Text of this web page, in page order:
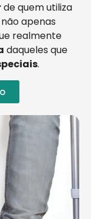
de quem utiliza
apenas
realmente
daqueles que
.